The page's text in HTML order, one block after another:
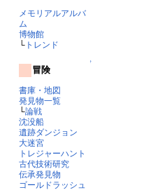
メモリアルアルバ
ム
博物館
└トレンド
↑
冒険
書庫・地図
発見物一覧
└論戦
沈没船
遺跡ダンジョン
大迷宮
トレジャーハント
古代技術研究
伝承発見物
ゴールドラッシュ